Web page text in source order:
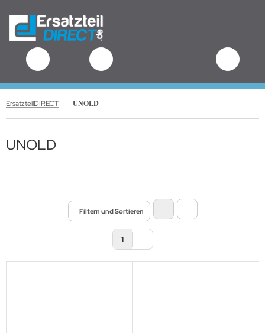
ErsatzteilDIRECT UNOLD
UNOLD
Filtern und Sortieren
1